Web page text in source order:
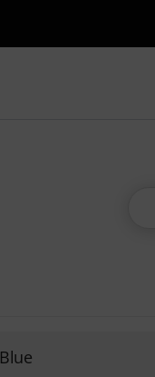
indítása